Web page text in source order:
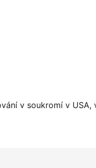
už dnes
v soukromí v USA,